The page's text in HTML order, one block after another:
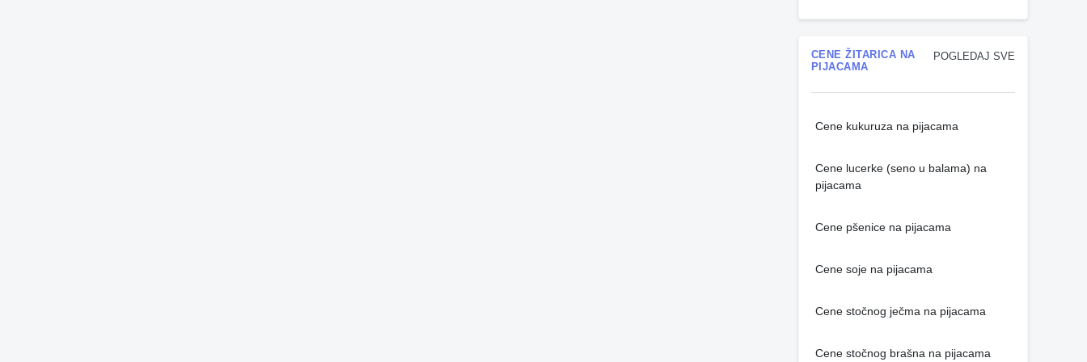
POGLEDAJ SVE
CENE ŽITARICA NA
PIJACAMA
Cene kukuruza na pijacama
Cene lucerke (seno u balama) na
pijacama
Cene pšenice na pijacama
Cene soje na pijacama
Cene stočnog ječma na pijacama
Cene stočnog brašna na pijacama